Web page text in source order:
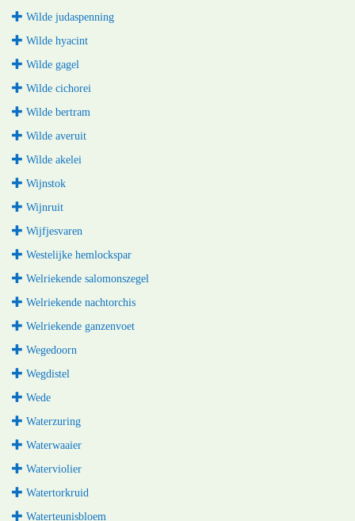
Wilde judaspenning
Wilde hyacint
Wilde gagel
Wilde cichorei
Wilde bertram
Wilde averuit
Wilde akelei
Wijnstok
Wijnruit
Wijfjesvaren
Westelijke hemlockspar
Welriekende salomonszegel
Welriekende nachtorchis
Welriekende ganzenvoet
Wegedoorn
Wegdistel
Wede
Waterzuring
Waterwaaier
Waterviolier
Watertorkruid
Waterteunisbloem